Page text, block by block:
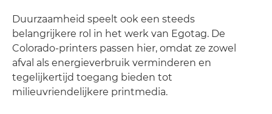
Duurzaamheid speelt ook een steeds
belangrijkere rol in het werk van Egotag. De
Colorado-printers passen hier, omdat ze zowel
afval als energieverbruik verminderen en
tegelijkertijd toegang bieden tot
milieuvriendelijkere printmedia.